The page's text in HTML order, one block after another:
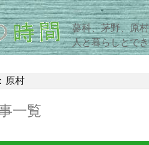
蓼科、茅野、原
人と暮らしとで
原村
一覧